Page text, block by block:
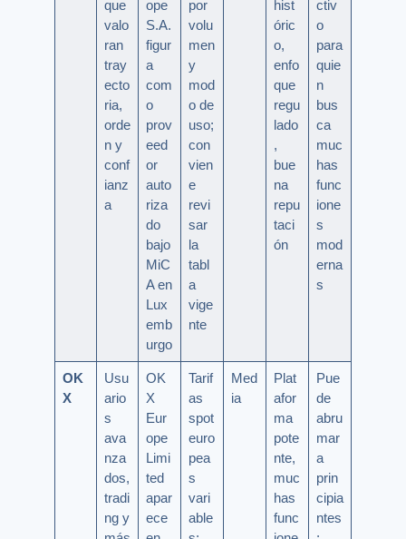
que
valo
ran
tray
ecto
ria,
orde
n y
conf
ianz
a
ope
S.A.
figur
a
com
o
prov
eed
or
auto
riza
do
bajo
MiC
A en
Lux
emb
urgo
por
volu
men
y
mod
o de
uso;
con
vien
e
revi
sar
la
tabl
a
vige
nte
hist
óric
o,
enfo
que
regu
lado
,
bue
na
repu
taci
ón
ctiv
o
para
quie
n
bus
ca
muc
has
func
ione
s
mod
erna
s
OK
X
Usu
ario
s
ava
nza
dos,
tradi
ng y
OK
X
Eur
ope
Limi
ted
apar
ece
Tarif
as
spot
euro
pea
s
vari
able
Med
ia
Plat
afor
ma
pote
nte,
muc
has
func
Pue
de
abru
mar
a
prin
cipia
ntes